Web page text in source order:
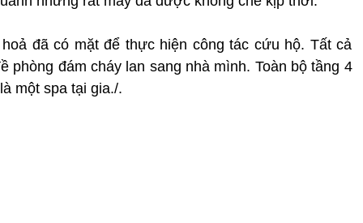
đã có mặt để thực hiện công tác cứu hộ. Tất cả
phòng đám cháy lan sang nhà mình. Toàn bộ tầng 4
một spa tại gia./.